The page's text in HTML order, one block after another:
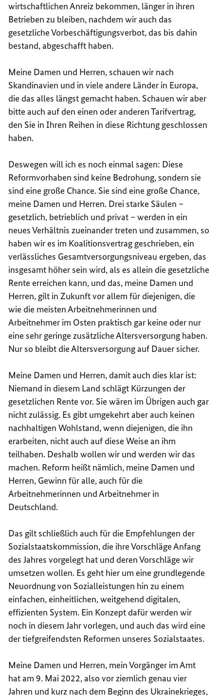
wirtschaftlichen Anreiz bekommen, länger in ihren
Betrieben zu bleiben, nachdem wir auch das
gesetzliche Vorbeschäftigungsverbot, das bis dahin
bestand, abgeschafft haben.
Meine Damen und Herren, schauen wir nach
Skandinavien und in viele andere Länder in Europa,
die das alles längst gemacht haben. Schauen wir aber
bitte auch auf den einen oder anderen Tarifvertrag,
den Sie in Ihren Reihen in diese Richtung geschlossen
haben.
Deswegen will ich es noch einmal sagen: Diese
Reformvorhaben sind keine Bedrohung, sondern sie
sind eine große Chance. Sie sind eine große Chance,
meine Damen und Herren. Drei starke Säulen –
gesetzlich, betrieblich und privat – werden in ein
neues Verhältnis zueinander treten und zusammen, so
haben wir es im Koalitionsvertrag geschrieben, ein
verlässliches Gesamtversorgungsniveau ergeben, das
insgesamt höher sein wird, als es allein die gesetzliche
Rente erreichen kann, und das, meine Damen und
Herren, gilt in Zukunft vor allem für diejenigen, die
wie die meisten Arbeitnehmerinnen und
Arbeitnehmer im Osten praktisch gar keine oder nur
eine sehr geringe zusätzliche Altersversorgung haben.
Nur so bleibt die Altersversorgung auf Dauer sicher.
Meine Damen und Herren, damit auch dies klar ist:
Niemand in diesem Land schlägt Kürzungen der
gesetzlichen Rente vor. Sie wären im Übrigen auch gar
nicht zulässig. Es gibt umgekehrt aber auch keinen
nachhaltigen Wohlstand, wenn diejenigen, die ihn
erarbeiten, nicht auch auf diese Weise an ihm
teilhaben. Deshalb wollen wir und werden wir das
machen. Reform heißt nämlich, meine Damen und
Herren, Gewinn für alle, auch für die
Arbeitnehmerinnen und Arbeitnehmer in
Deutschland.
Das gilt schließlich auch für die Empfehlungen der
Sozialstaatskommission, die ihre Vorschläge Anfang
des Jahres vorgelegt hat und deren Vorschläge wir
umsetzen wollen. Es geht hier um eine grundlegende
Neuordnung von Sozialleistungen hin zu einem
einfachen, einheitlichen, weitgehend digitalen,
effizienten System. Ein Konzept dafür werden wir
noch in diesem Jahr vorlegen, und auch das wird eine
der tiefgreifendsten Reformen unseres Sozialstaates.
Meine Damen und Herren, mein Vorgänger im Amt
hat am 9. Mai 2022, also vor ziemlich genau vier
Jahren und kurz nach dem Beginn des Ukrainekrieges,